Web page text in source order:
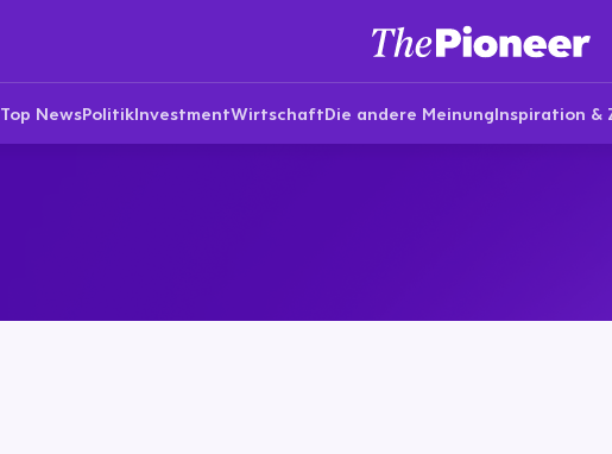
Top NewsPolitikInvestmentWirtschaftDie andere MeinungInspiration &